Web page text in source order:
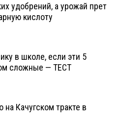
удобрений, а урожай прет
кислоту
в школе, если эти 5
сложные — ТЕСТ
Качугском тракте в